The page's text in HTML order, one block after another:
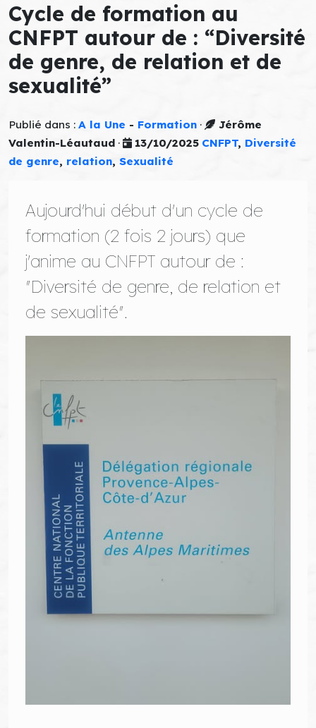
Cycle de formation au
CNFPT autour de : “Diversité
de genre, de relation et de
sexualité”
Publié dans : A la Une - Formation ·
Jérôme
Valentin-Léautaud · 13/10/2025 CNFPT, Diversité
de genre, relation, Sexualité
Aujourd'hui début d'un cycle de
formation (2 fois 2 jours) que
j'anime au CNFPT autour de :
"Diversité de genre, de relation et
de sexualité".